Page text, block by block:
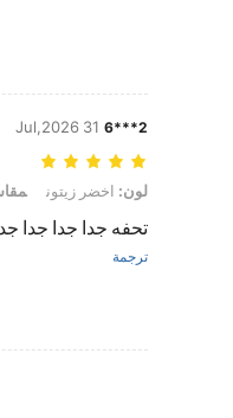
2***6
31 Jul,2026
لون: اخضر زيتون, مقاس: XXL
لون: اخضر زيتون
تحفه جدا جدا جدا
ترجمة